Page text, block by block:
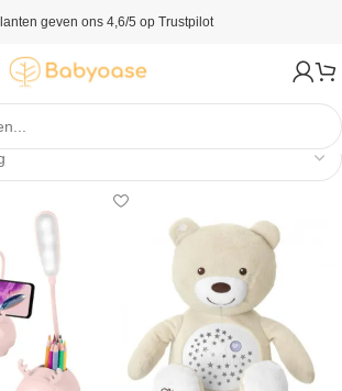
geven ons 4,6/5 op Trustpilot